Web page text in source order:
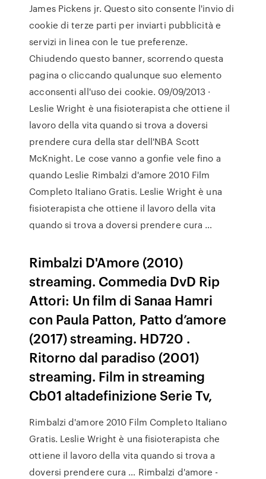
James Pickens jr. Questo sito consente l'invio di
cookie di terze parti per inviarti pubblicità e
servizi in linea con le tue preferenze.
Chiudendo questo banner, scorrendo questa
pagina o cliccando qualunque suo elemento
acconsenti all'uso dei cookie. 09/09/2013 ·
Leslie Wright è una fisioterapista che ottiene il
lavoro della vita quando si trova a doversi
prendere cura della star dell'NBA Scott
McKnight. Le cose vanno a gonfie vele fino a
quando Leslie Rimbalzi d'amore 2010 Film
Completo Italiano Gratis. Leslie Wright è una
fisioterapista che ottiene il lavoro della vita
quando si trova a doversi prendere cura …
Rimbalzi D'Amore (2010)
streaming. Commedia DvD Rip
Attori: Un film di Sanaa Hamri
con Paula Patton, Patto d’amore
(2017) streaming. HD720 .
Ritorno dal paradiso (2001)
streaming. Film in streaming
Cb01 altadefinizione Serie Tv,
Rimbalzi d'amore 2010 Film Completo Italiano
Gratis. Leslie Wright è una fisioterapista che
ottiene il lavoro della vita quando si trova a
doversi prendere cura … Rimbalzi d'amore -